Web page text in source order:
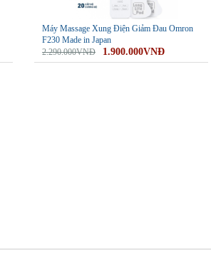
Máy Massage Xung Điện Giảm Đau Omron
F230 Made in Japan
2.290.000VNĐ
1.900.000VNĐ